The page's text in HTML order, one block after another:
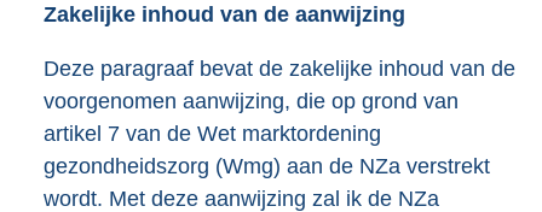
Zakelijke inhoud van de aanwijzing
Deze paragraaf bevat de zakelijke inhoud van de
voorgenomen aanwijzing, die op grond van
artikel 7 van de Wet marktordening
gezondheidszorg (Wmg) aan de NZa verstrekt
wordt. Met deze aanwijzing zal ik de NZa